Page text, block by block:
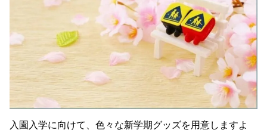
入園入学に向けて、色々な新学期グッズを用意しますよ